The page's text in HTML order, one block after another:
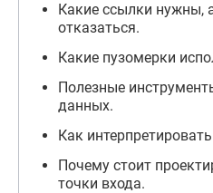
Какие ссылки нужны,
отказаться.
Какие пузомерки
Полезные
данных.
Как
Почему стоит
точки входа.